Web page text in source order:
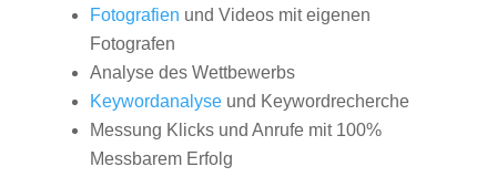
Fotografien und Videos mit eigenen
Fotografen
Analyse des Wettbewerbs
Keywordanalyseund Keywordrecherche
Messung Klicks und Anrufe mit 100%
Messbarem Erfolg